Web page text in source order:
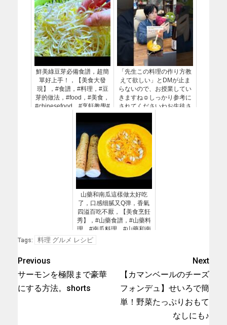
鮮美綠豆芽必備食譜，超簡
單好上手！，【美食大發
現】，#食譜，#料理，#豆
芽的做法，#food，#美食，
#chinesefood，#烹飪教學#
綠豆芽 #熗拌#開胃美食 #下
飯必備#簡易食譜 #健康料理
「先生この料理の作り方教
えて欲しい」とDMが止ま
らないので、お授業してい
きますね☺️しっかり参考に
されてくださいねお生徒さ
ん☺️ #オムライス #簡単レ
山藥和南瓜這樣做太好吃
了，口感细腻又Q弹，香氣
四溢百吃不厭，【美食烹飪
秀】，#山藥食譜，#山藥料
理，#南瓜料理，#山藥和南
瓜的做法，#ood，#美食，#
Tags: 料理 グルメ レシピ
Previous
サーモンを極限まで豪華
にする方法。shorts
Next
【カマンベールのチーズ
フォンデュ】せいろで簡
単！野菜たっぷりおもて
なしにも♪